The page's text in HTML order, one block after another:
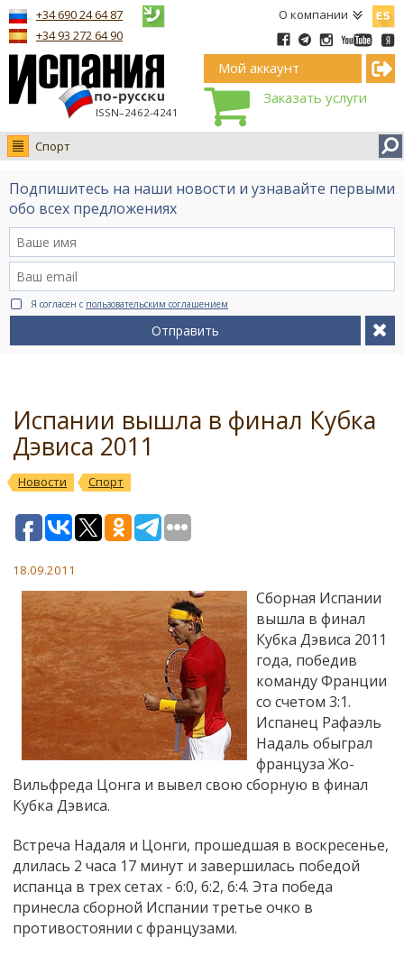
О компании
ISSN–2462-4241
+34 690 24 64 87
+34 93 272 64 90
Мой аккаунт
Заказать услуги
Спорт
Новости
Интервью
Видео Ruso.TV
BCN life
Сервис на немецком
Подпишитесь на наши новости и узнавайте первыми
обо всех предложениях
Я согласен с пользовательским соглашением
Отправить
Испании вышла в финал Кубка
Дэвиса 2011
Новости Спорт
18.09.2011
Сборная Испании
вышла в финал
Кубка Дэвиса 2011
года, победив
команду Франции
со счетом 3:1.
Испанец Рафаэль
Надаль обыграл
француза Жо-
Вильфреда Цонга и вывел свою сборную в финал
Кубка Дэвиса.
Встреча Надаля и Цонги, прошедшая в воскресенье,
длилась 2 часа 17 минут и завершилась победой
испанца в трех сетах - 6:0, 6:2, 6:4. Эта победа
принесла сборной Испании третье очко в
противостоянии с французами.